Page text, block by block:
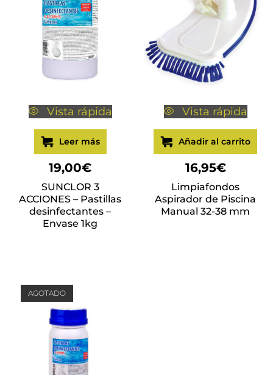
Vista rápida
Leer más
19,00€
SUNCLOR 3
ACCIONES – Pastillas
desinfectantes –
Envase 1kg
Vista rápida
Añadir al carrito
16,95€
Limpiafondos
Aspirador de Piscina
Manual 32-38 mm
AGOTADO